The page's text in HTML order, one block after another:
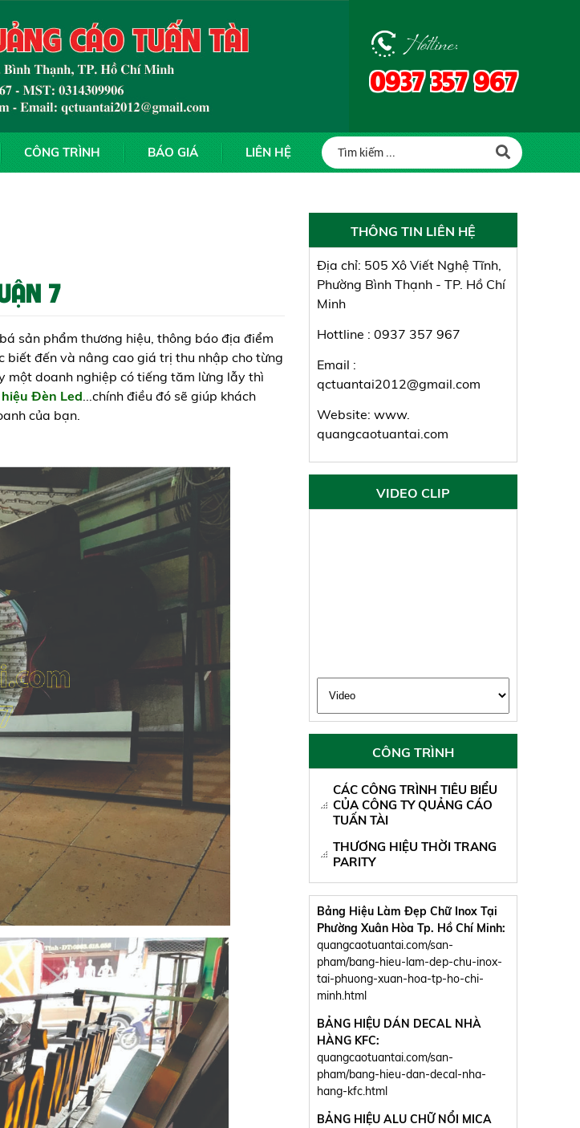
Hotline:
0937 357 967
CÔNG TRÌNH BÁO GIÁ LIÊN HỆ
7
sản phẩm thương hiệu, thông báo địa điểm
biết đến và nâng cao giá trị thu nhập cho từng
một doanh nghiệp có tiếng tăm lừng lẫy thì
Đèn Led...chính điều đó sẽ giúp khách
của bạn.
THÔNG TIN LIÊN HỆ
Địa chỉ: 505 Xô Viết Nghệ Tĩnh,
Phường Bình Thạnh - TP. Hồ Chí
Minh
Hottline : 0937 357 967
Email :
qctuantai2012@gmail.com
Website: www.
quangcaotuantai.com
VIDEO CLIP
CÔNG TRÌNH
CÁC CÔNG TRÌNH TIÊU BIỂU
CỦA CÔNG TY QUẢNG CÁO
TUẤN TÀI
THƯƠNG HIỆU THỜI TRANG
PARITY
Bảng Hiệu Làm Đẹp Chữ Inox Tại
Phường Xuân Hòa Tp. Hồ Chí Minh:
quangcaotuantai.com/san-
pham/bang-hieu-lam-dep-chu-inox-
tai-phuong-xuan-hoa-tp-ho-chi-
minh.html
BẢNG HIỆU DÁN DECAL NHÀ
HÀNG KFC:
quangcaotuantai.com/san-
pham/bang-hieu-dan-decal-nha-
hang-kfc.html
BẢNG HIỆU ALU CHỮ NỔI MICA